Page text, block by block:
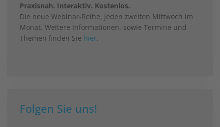
Praxisnah. Interaktiv. Kostenlos.
Die neue Webinar-Reihe, jeden zweiten Mittwoch im
Monat. Weitere Informationen, sowie Termine und
Themen finden Sie hier.
Folgen Sie uns!